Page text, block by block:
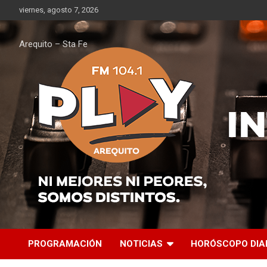
al
contenido
viernes, agosto 7, 2026
Arequito – Sta Fe
PROGRAMACIÓN NOTICIAS HORÓSCOPO